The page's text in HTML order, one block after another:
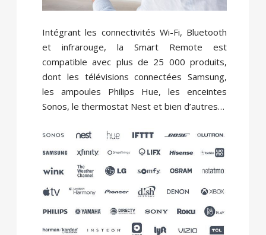
Intégrant les connectivités Wi-Fi, Bluetooth
et infrarouge, la Smart Remote est
compatible avec plus de 25 000 produits,
dont les télévisions connectées Samsung,
les ampoules Philips Hue, les enceintes
Sonos, le thermostat Nest et bien d’autres…